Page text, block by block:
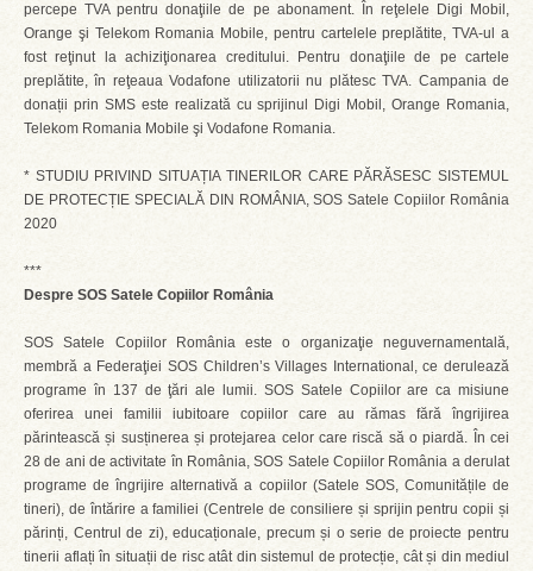
percepe TVA pentru donaţiile de pe abonament. În reţelele Digi Mobil,
Orange şi Telekom Romania Mobile, pentru cartelele preplătite, TVA-ul a
fost reţinut la achiziţionarea creditului. Pentru donaţiile de pe cartele
preplătite, în reţeaua Vodafone utilizatorii nu plătesc TVA. Campania de
donații prin SMS este realizată cu sprijinul Digi Mobil, Orange Romania,
Telekom Romania Mobile şi Vodafone Romania.
* STUDIU PRIVIND SITUAȚIA TINERILOR CARE PĂRĂSESC SISTEMUL
DE PROTECȚIE SPECIALĂ DIN ROMÂNIA, SOS Satele Copiilor România
2020
***
Despre SOS Satele Copiilor România
SOS Satele Copiilor România este o organizaţie neguvernamentală,
membră a Federaţiei SOS Children’s Villages International, ce derulează
programe în 137 de ţări ale lumii. SOS Satele Copiilor are ca misiune
oferirea unei familii iubitoare copiilor care au rămas fără îngrijirea
părintească și susținerea și protejarea celor care riscă să o piardă. În cei
28 de ani de activitate în România, SOS Satele Copiilor România a derulat
programe de îngrijire alternativă a copiilor (Satele SOS, Comunitățile de
tineri), de întărire a familiei (Centrele de consiliere și sprijin pentru copii și
părinți, Centrul de zi), educaționale, precum și o serie de proiecte pentru
tinerii aflați în situații de risc atât din sistemul de protecție, cât și din mediul